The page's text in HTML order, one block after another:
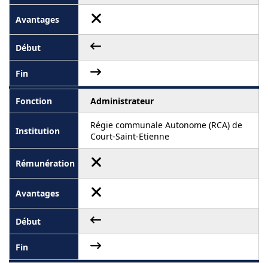
Administrateur
Régie communale Autonome (RCA) de
Court-Saint-Etienne